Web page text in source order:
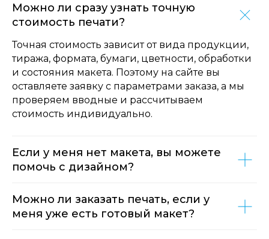
Можно ли сразу узнать точную
стоимость печати?
Точная стоимость зависит от вида продукции,
тиража, формата, бумаги, цветности, обработки
и состояния макета. Поэтому на сайте вы
оставляете заявку с параметрами заказа, а мы
проверяем вводные и рассчитываем
стоимость индивидуально.
Если у меня нет макета, вы можете
помочь с дизайном?
Можно ли заказать печать, если у
меня уже есть готовый макет?